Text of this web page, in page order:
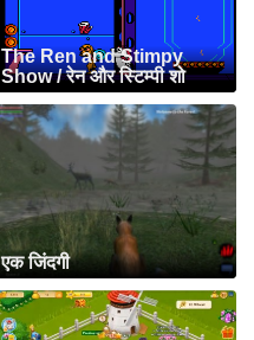
The Ren and Stimpy
Show / रेन और स्टिम्पी शो
एक जिंदगी